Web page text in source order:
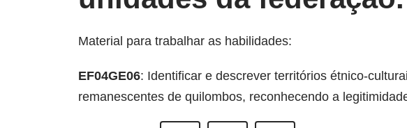
Material para trabalhar as habilidades:
EF04GE06: Identificar e descrever territórios étnico-
remanescentes de quilombos, reconhecendo a